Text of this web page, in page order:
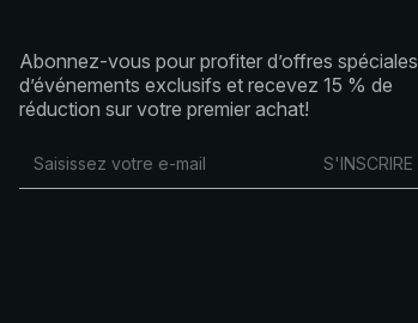
Abonnez-vous pour profiter d’offres spéciales,
d’événements exclusifs et recevez 15 % de
réduction sur votre premier achat!
S'INSCRIRE